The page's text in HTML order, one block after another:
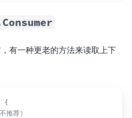
有一种更老的方法来读取上下
{
推荐)